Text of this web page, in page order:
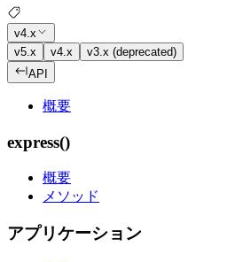
v4.x
v5.x
v4.x
v3.x (deprecated)
API
概要
express()
概要
メソッド
アプリケーション